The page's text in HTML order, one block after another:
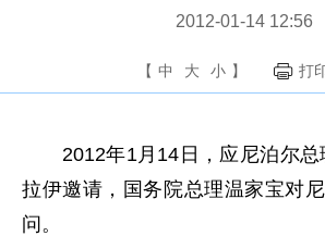
2012-01-14 12:56
【 中 大 小 】 打
2012年1月14日，应尼泊尔总
拉伊邀请，国务院总理温家宝对
问。